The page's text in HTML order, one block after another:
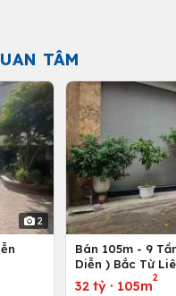
TÂM
2
Bán 105m - 9
Diễn ) Bắc Từ
32 tỷ · 105m
2